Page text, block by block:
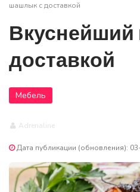
шашлык с доставкой
доставкой
Мебель
Adrenaline
Дата публикации (обновления):